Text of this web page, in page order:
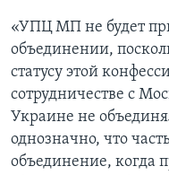
«УПЦ МП не будет
объединении,
статусу этой
сотрудничестве с
Украине не
однозначно, что
объединение, когда